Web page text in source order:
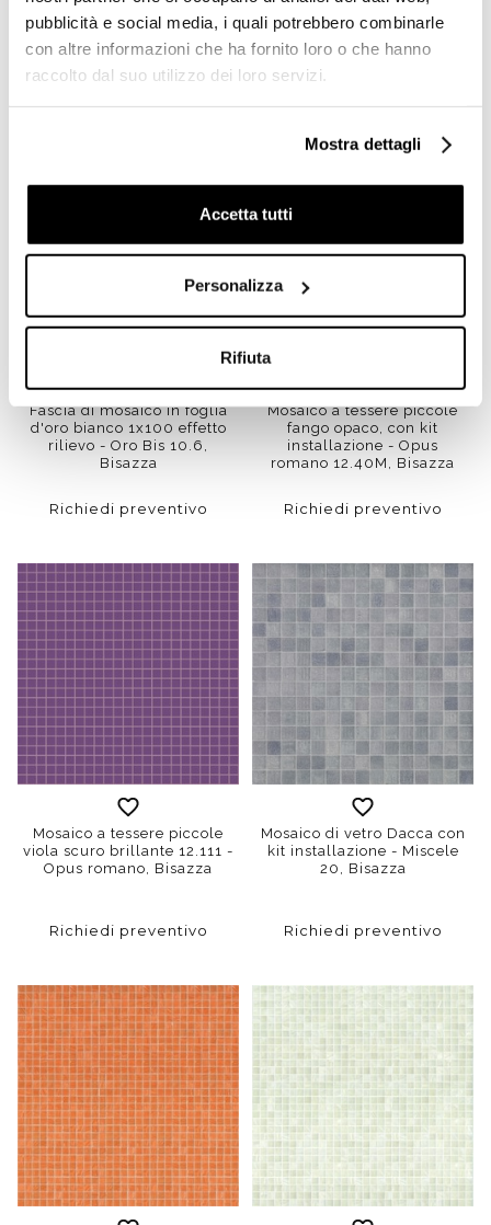
pubblicità e social media, i quali potrebbero combinarle
con altre informazioni che ha fornito loro o che hanno
raccolto dal suo utilizzo dei loro servizi.
Mostra dettagli
Accetta tutti
Personalizza
Rifiuta
Prodotti simili
Fascia di mosaico in foglia
d'oro bianco 1x100 effetto
rilievo - Oro Bis 10.6,
Bisazza
Richiedi preventivo
Mosaico a tessere piccole
fango opaco, con kit
installazione - Opus
romano 12.40M, Bisazza
Richiedi preventivo
Mosaico a tessere piccole
viola scuro brillante 12.111 -
Opus romano, Bisazza
Richiedi preventivo
Mosaico di vetro Dacca con
kit installazione - Miscele
20, Bisazza
Richiedi preventivo